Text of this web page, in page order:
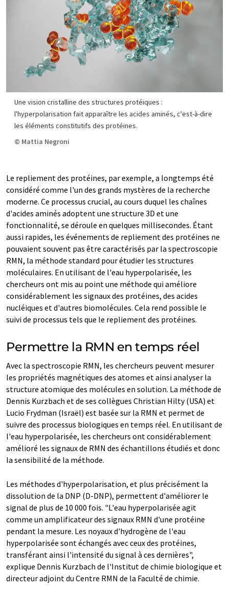
Une vision cristalline des structures protéiques :
l'hyperpolarisation fait apparaître les acides aminés, c'est-à-dire
les éléments constitutifs des protéines.
© Mattia Negroni
Le repliement des protéines, par exemple, a longtemps été
considéré comme l'un des grands mystères de la recherche
moderne. Ce processus crucial, au cours duquel les chaînes
d'acides aminés adoptent une structure 3D et une
fonctionnalité, se déroule en quelques millisecondes. Étant
aussi rapides, les événements de repliement des protéines ne
pouvaient souvent pas être caractérisés par la spectroscopie
RMN, la méthode standard pour étudier les structures
moléculaires. En utilisant de l'eau hyperpolarisée, les
chercheurs ont mis au point une méthode qui améliore
considérablement les signaux des protéines, des acides
nucléiques et d'autres biomolécules. Cela rend possible le
suivi de processus tels que le repliement des protéines.
Permettre la RMN en temps réel
Avec la spectroscopie RMN, les chercheurs peuvent mesurer
les propriétés magnétiques des atomes et ainsi analyser la
structure atomique des molécules en solution. La méthode de
Dennis Kurzbach et de ses collègues Christian Hilty (USA) et
Lucio Frydman (Israël) est basée sur la RMN et permet de
suivre des processus biologiques en temps réel. En utilisant de
l'eau hyperpolarisée, les chercheurs ont considérablement
amélioré les signaux de RMN des échantillons étudiés et donc
la sensibilité de la méthode.
Les méthodes d'hyperpolarisation, et plus précisément la
dissolution de la DNP (D-DNP), permettent d'améliorer le
signal de plus de 10 000 fois. "L'eau hyperpolarisée agit
comme un amplificateur des signaux RMN d'une protéine
pendant la mesure. Les noyaux d'hydrogène de l'eau
hyperpolarisée sont échangés avec ceux des protéines,
transférant ainsi l'intensité du signal à ces dernières",
explique Dennis Kurzbach de l'Institut de chimie biologique et
directeur adjoint du Centre RMN de la Faculté de chimie.